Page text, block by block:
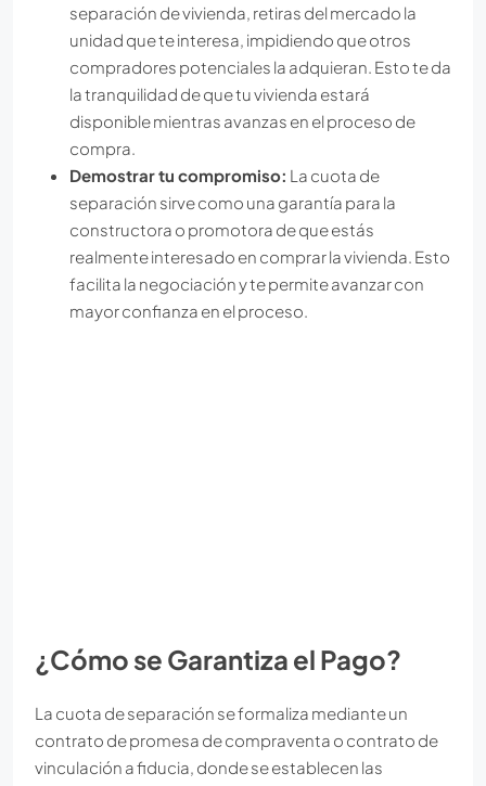
separación de vivienda, retiras del mercado la
unidad que te interesa, impidiendo que otros
compradores potenciales la adquieran. Esto te da
la tranquilidad de que tu vivienda estará
disponible mientras avanzas en el proceso de
compra.
Demostrar tu compromiso: La cuota de
separación sirve como una garantía para la
constructora o promotora de que estás
realmente interesado en comprar la vivienda. Esto
facilita la negociación y te permite avanzar con
mayor confianza en el proceso.
¿Cómo se Garantiza el Pago?
La cuota de separación se formaliza mediante un
contrato de promesa de compraventa o contrato de
vinculación a fiducia, donde se establecen las